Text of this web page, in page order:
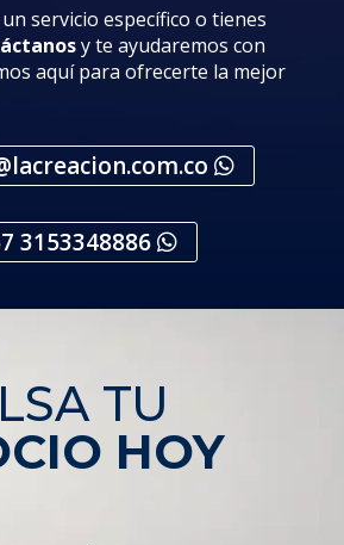
servicio específico o tienes
y te ayudaremos con
aquí para ofrecerte la mejor
3153348886
TU
HOY